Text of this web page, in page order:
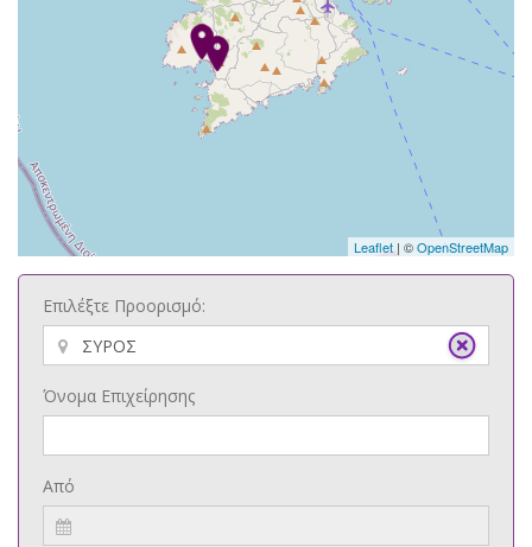
Leaflet | ©OpenStreetMap
Επιλέξτε Προορισμό:
Όνομα Επιχείρησης
Από